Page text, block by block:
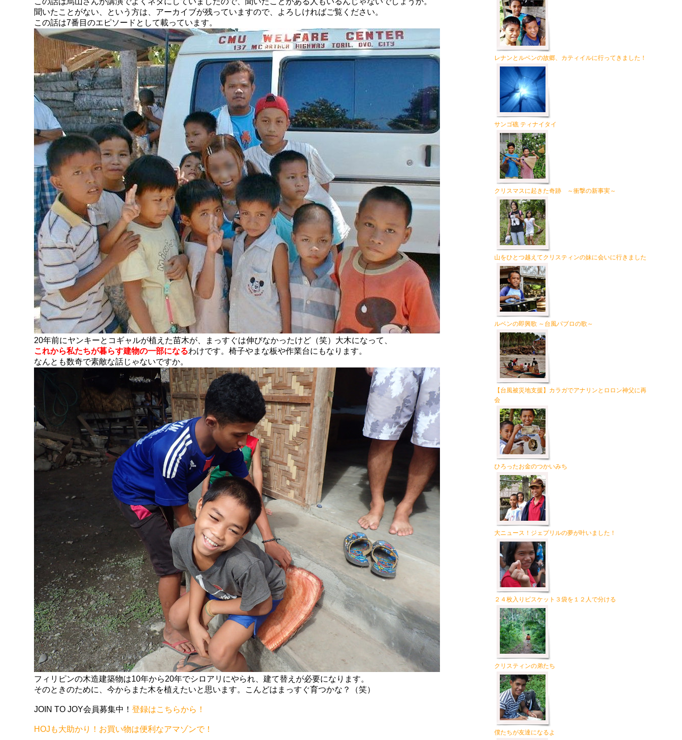
聞いたことがない、という方は、アーカイブが残っていますので、よろしければご覧ください。
この話は7番目のエピソードとして載っています。
20年前にヤンキーとコギャルが植えた苗木が、まっすぐは伸びなかったけど（笑）大木になって、
これから私たちが暮らす建物の一部になるわけです。椅子やまな板や作業台にもなります。
なんとも数奇で素敵な話じゃないですか。
フィリピンの木造建築物は10年から20年でシロアリにやられ、建て替えが必要になります。
そのときのために、今からまた木を植えたいと思います。こんどはまっすぐ育つかな？（笑）
JOIN TO JOY会員募集中！登録はこちらから！
HOJも大助かり！お買い物は便利なアマゾンで！
レナンとルベンの故郷、カティイルに行ってきました！
サンゴ礁 ティナイタイ
クリスマスに起きた奇跡 ～衝撃の新事実～
山をひとつ越えてクリスティンの妹に会いに行きました
ルベンの即興歌 ～台風パブロの歌～
【台風被災地支援】カラガでアナリンとロロン神父に再
会
ひろったお金のつかいみち
大ニュース！ジェプリルの夢が叶いました！
２４枚入りビスケット３袋を１２人で分ける
クリスティンの弟たち
僕たちが友達になるよ